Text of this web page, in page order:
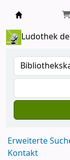
Koha
Ludothek
Erweiterte
Kontakt